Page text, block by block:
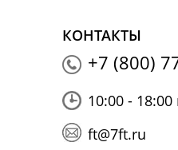
КОНТАКТЫ
+7 (800)
10:00 -
ft@7ft.ru